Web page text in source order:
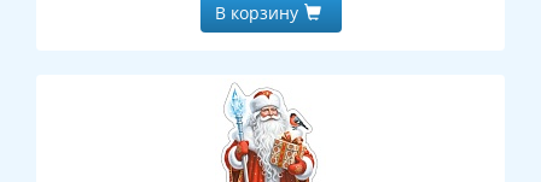
В корзину